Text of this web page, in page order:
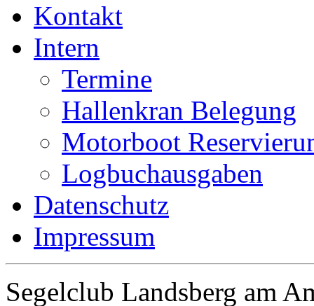
Kontakt
Intern
Termine
Hallenkran Belegung
Motorboot
Logbuchausgaben
Datenschutz
Impressum
Segelclub Landsberg am